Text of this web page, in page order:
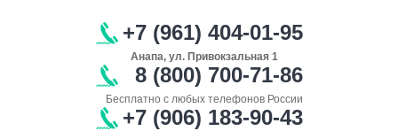
+7 (961) 404-01-95
Анапа, ул. Привокзальная 1
8 (800) 700-71-86
Бесплатно с любых телефонов России
+7 (906) 183-90-43